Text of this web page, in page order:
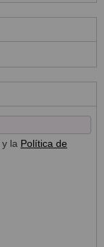
y la Política de